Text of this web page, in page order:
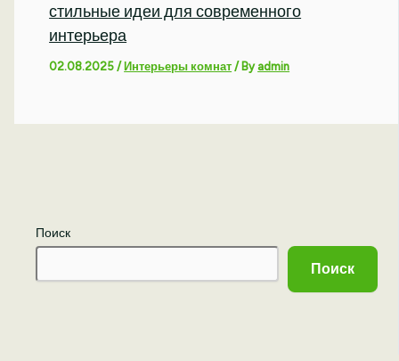
Поиск
Поиск
стильные идеи для современного
интерьера
02.08.2025/ Интерьеры комнат / Byadmin